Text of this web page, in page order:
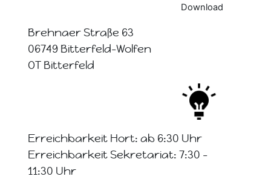
Brehnaer Straße 63
06749 Bitterfeld-Wolfen
OT Bitterfeld
Erreichbarkeit Hort: ab 6:30 Uhr
Erreichbarkeit Sekretariat: 7:30 -
11:30 Uhr